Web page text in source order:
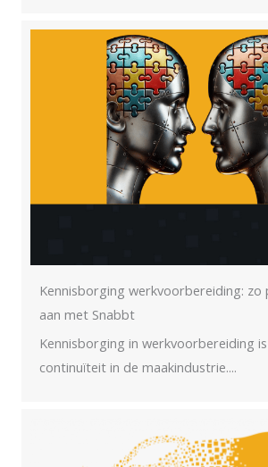
Kennisborging werkvoorbereiding: zo
aan met Snabbt
Kennisborging in werkvoorbereiding
continuïteit in de maakindustrie....